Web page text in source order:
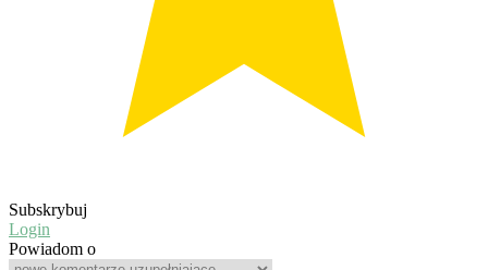
Subskrybuj
Login
Powiadom o